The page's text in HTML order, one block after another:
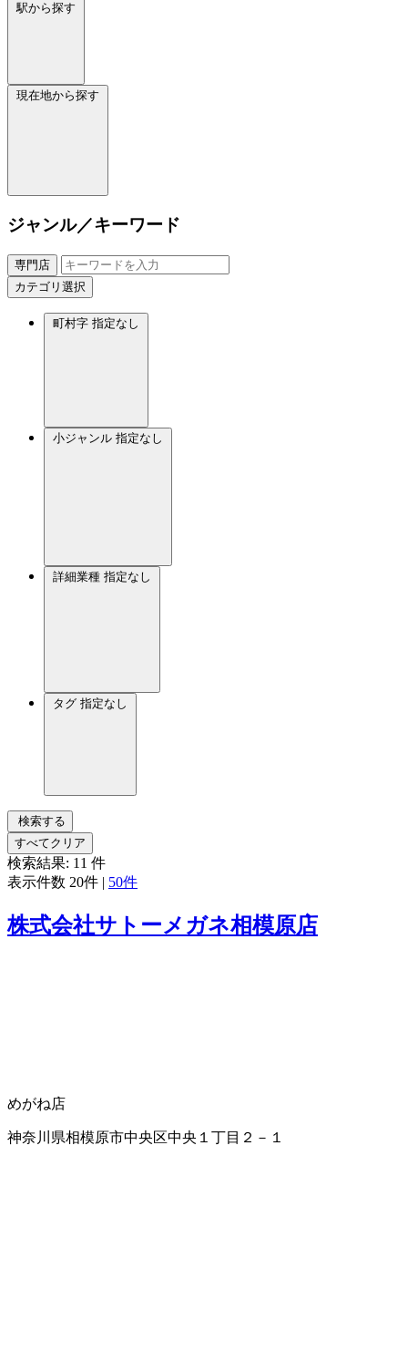
駅から探す
現在地から探す
ジャンル／キーワード
専門店
カテゴリ選択
町村字 指定なし
小ジャンル 指定なし
詳細業種 指定なし
タグ 指定なし
検索する
すべてクリア
検索結果: 11 件
表示件数 20件 | 50件
株式会社サトーメガネ相模原店
めがね店
神奈川県相模原市中央区中央１丁目２－１